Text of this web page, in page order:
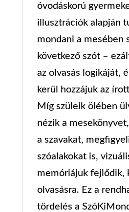
óvodáskorú
illusztrációk alapján
mondani a mesében
következő szót –
az olvasás logikáját,
kerül hozzájuk az
Míg szüleik ölében
nézik a
a szavakat,
szóalakokat is,
memóriájuk fejlődik,
olvasásra. Ez a
tördelés a